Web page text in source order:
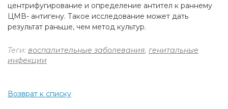
центрифугирование и определение антител к раннему
ЦМВ- антигену. Такое исследование может дать
результат раньше, чем метод культур.
Теги: воспалительные заболевания, генитальные
инфекции
Возврат к списку